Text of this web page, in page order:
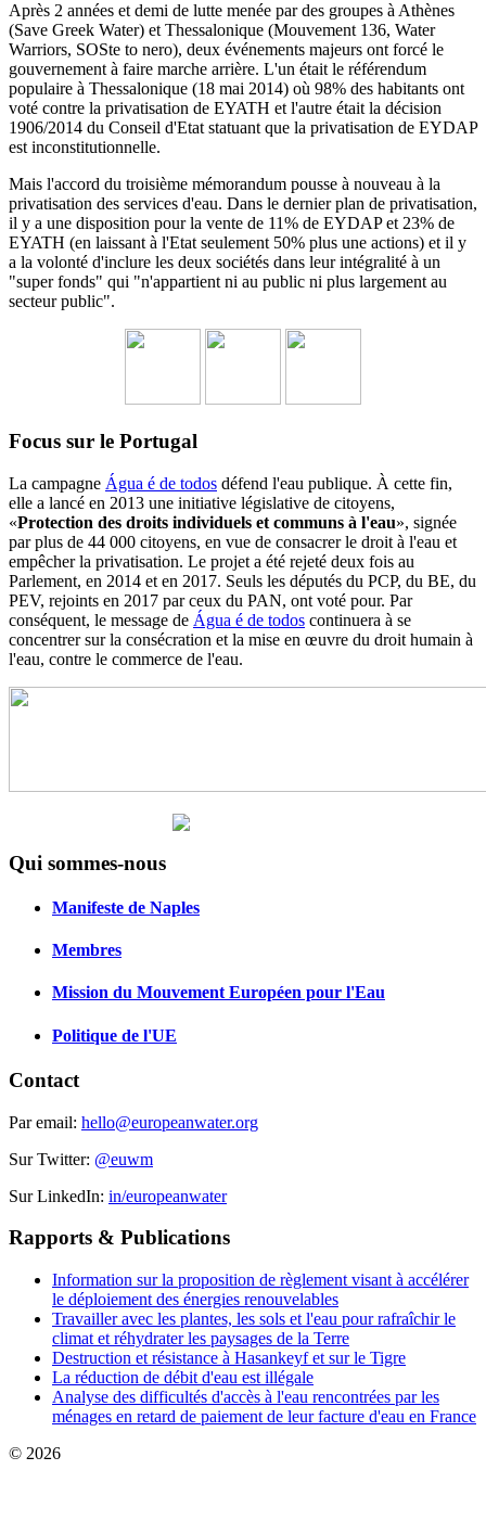
Après 2 années et demi de lutte menée par des groupes à Athènes
(Save Greek Water) et Thessalonique (Mouvement 136, Water
Warriors, SOSte to nero), deux événements majeurs ont forcé le
gouvernement à faire marche arrière. L'un était le référendum
populaire à Thessalonique (18 mai 2014) où 98% des habitants ont
voté contre la privatisation de EYATH et l'autre était la décision
1906/2014 du Conseil d'Etat statuant que la privatisation de EYDAP
est inconstitutionnelle.
Mais l'accord du troisième mémorandum pousse à nouveau à la
privatisation des services d'eau. Dans le dernier plan de privatisation,
il y a une disposition pour la vente de 11% de EYDAP et 23% de
EYATH (en laissant à l'Etat seulement 50% plus une actions) et il y
a la volonté d'inclure les deux sociétés dans leur intégralité à un
"super fonds" qui "n'appartient ni au public ni plus largement au
secteur public".
Focus sur le Portugal
La campagne Água é de todos défend l'eau publique. À cette fin,
elle a lancé en 2013 une initiative législative de citoyens,
«Protection des droits individuels et communs à l'eau», signée
par plus de 44 000 citoyens, en vue de consacrer le droit à l'eau et
empêcher la privatisation. Le projet a été rejeté deux fois au
Parlement, en 2014 et en 2017. Seuls les députés du PCP, du BE, du
PEV, rejoints en 2017 par ceux du PAN, ont voté pour. Par
conséquent, le message de Água é de todos continuera à se
concentrer sur la consécration et la mise en œuvre du droit humain à
l'eau, contre le commerce de l'eau.
Qui sommes-nous
Manifeste de Naples
Membres
Mission du Mouvement Européen pour l'Eau
Politique de l'UE
Contact
Par email: hello@europeanwater.org
Sur Twitter: @euwm
Sur LinkedIn: in/europeanwater
Rapports & Publications
Information sur la proposition de règlement visant à accélérer
le déploiement des énergies renouvelables
Travailler avec les plantes, les sols et l'eau pour rafraîchir le
climat et réhydrater les paysages de la Terre
Destruction et résistance à Hasankeyf et sur le Tigre
La réduction de débit d'eau est illégale
Analyse des difficultés d'accès à l'eau rencontrées par les
ménages en retard de paiement de leur facture d'eau en France
© 2026